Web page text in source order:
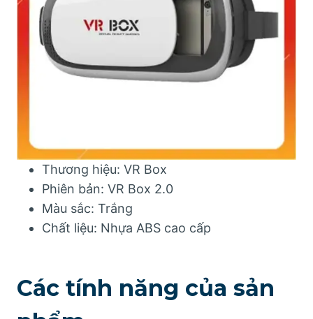
Thương hiệu: VR Box
Phiên bản: VR Box 2.0
Màu sắc: Trắng
Chất liệu: Nhựa ABS cao cấp
Các tính năng của sản